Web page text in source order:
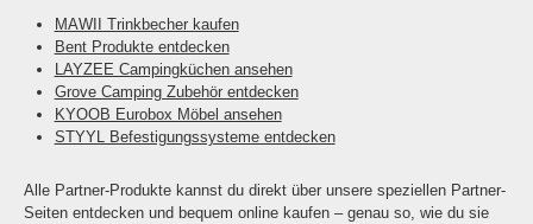
MAWII Trinkbecher kaufen
Bent Produkte entdecken
LAYZEE Campingküchen ansehen
Grove Camping Zubehör entdecken
KYOOB Eurobox Möbel ansehen
STYYL Befestigungssysteme entdecken
Alle Partner-Produkte kannst du direkt über unsere speziellen Partner-
Seiten entdecken und bequem online kaufen – genau so, wie du sie